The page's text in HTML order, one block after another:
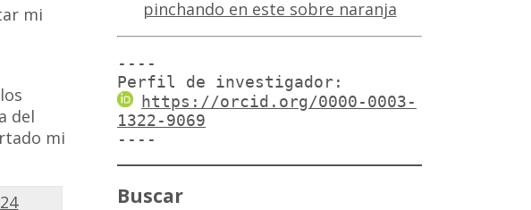
mi
del
mi
----
Perfil de investigador:
https://orcid.org/0000-0003-
1322-9069
----
Buscar